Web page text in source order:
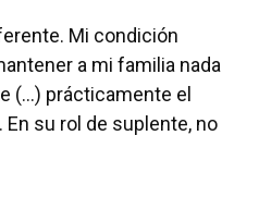
Mi condición
a mi familia nada
(…) prácticamente el
su rol de suplente, no